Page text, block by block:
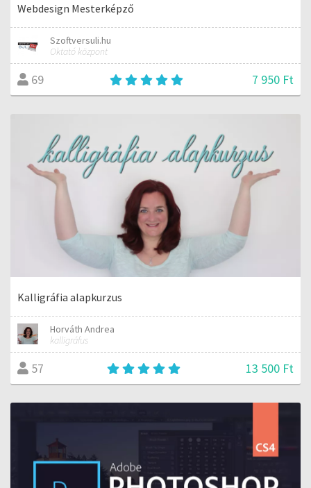
Webdesign Mesterképző
Szoftversuli.hu
Oktató központ
69 7 950 Ft
Kalligráfia alapkurzus
Horváth Andrea
kalligráfus
57 13 500 Ft